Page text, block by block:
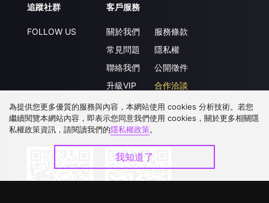
追蹤社群
FOLLOW US
客戶服務
關於我們
常見問題
聯絡我們
升級VIP
服務條款
隱私權
公開徵件
合作洽談
下載 APP
為提供您更多優質的服務與內容，本網站使用 cookies 分析技術。若您
繼續閱覽本網站內容，即表示您同意我們使用 cookies，關於更多相關隱
私權政策資訊，請閱讀我們的隱私權政策。
我知道了